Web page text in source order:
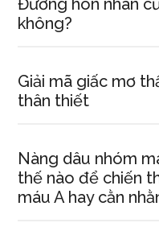
Đường hôn nhân
không?
Giải mã giấc mơ
thân thiết
Nàng dâu nhóm
thế nào để chiến
máu A hay cằn